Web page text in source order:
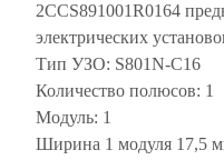
2CCS891001R0164
электрических
Тип УЗО: S801N-С16
Количество полюсов: 1
Модуль: 1
Ширина 1 модуля 17,5